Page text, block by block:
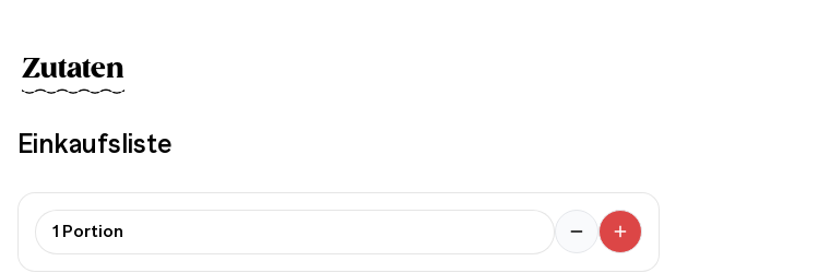
Zutaten